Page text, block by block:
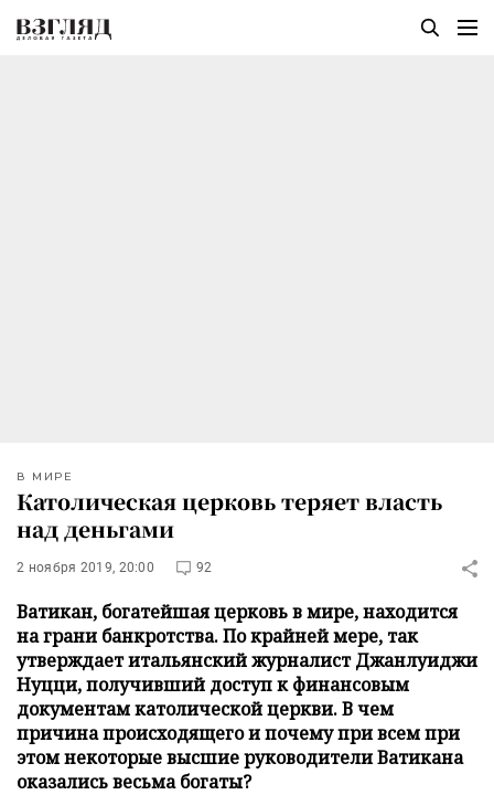
В МИРЕ
Католическая церковь теряет власть
над деньгами
2 ноября 2019, 20:00 92
Ватикан, богатейшая церковь в мире, находится
на грани банкротства. По крайней мере, так
утверждает итальянский журналист Джанлуиджи
Нуцци, получивший доступ к финансовым
документам католической церкви. В чем
причина происходящего и почему при всем при
этом некоторые высшие руководители Ватикана
оказались весьма богаты?